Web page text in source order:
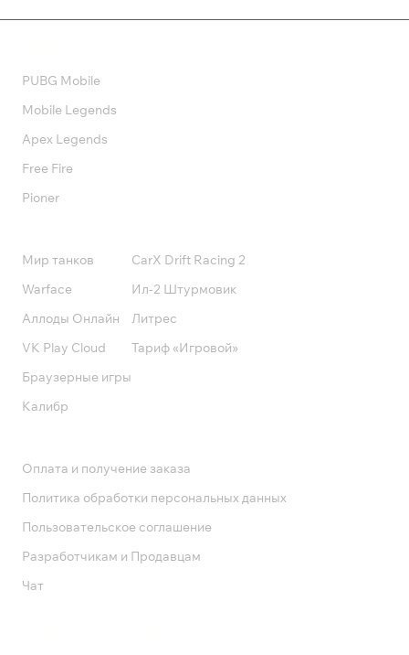
PUBG Mobile
Mobile Legends
Apex Legends
Free Fire
Pioner
Мир танков
Warface
Аллоды Онлайн
VK Play Cloud
Браузерные игры
Калибр
CarX Drift Racing 2
Ил-2 Штурмовик
Литрес
Тариф «Игровой»
Оплата и получение заказа
Политика обработки персональных данных
Пользовательское соглашение
Разработчикам и Продавцам
Чат